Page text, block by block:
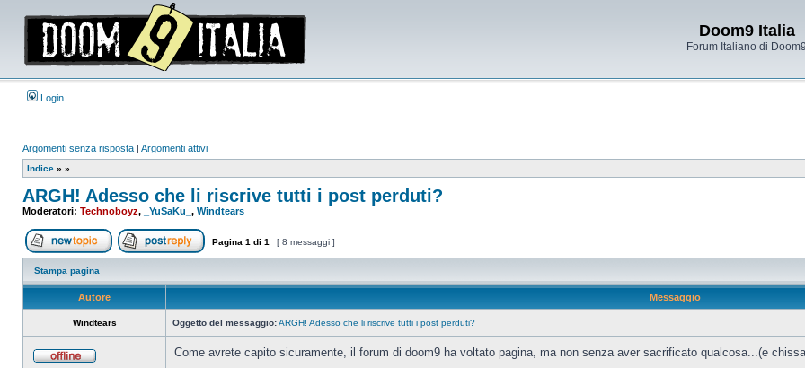
Doom9 Italia
Forum Italiano di Doom9
Login
Argomenti senza risposta | Argomenti attivi
Indice » »
ARGH! Adesso che li riscrive tutti i post perduti?
Moderatori: Technoboyz, _YuSaKu_ , Windtears
Apri un nuovo argomentoRispondi all’argomento
Pagina 1 di 1 [ 8 messaggi ]
Stampa pagina
Autore Messaggio
Windtears Oggetto del messaggio:ARGH! Adesso che li riscrive tutti i post perduti?
Come avrete capito sicuramente, il forum di doom9 ha voltato pagina, ma non senza aver sacrificato qualcosa...(e